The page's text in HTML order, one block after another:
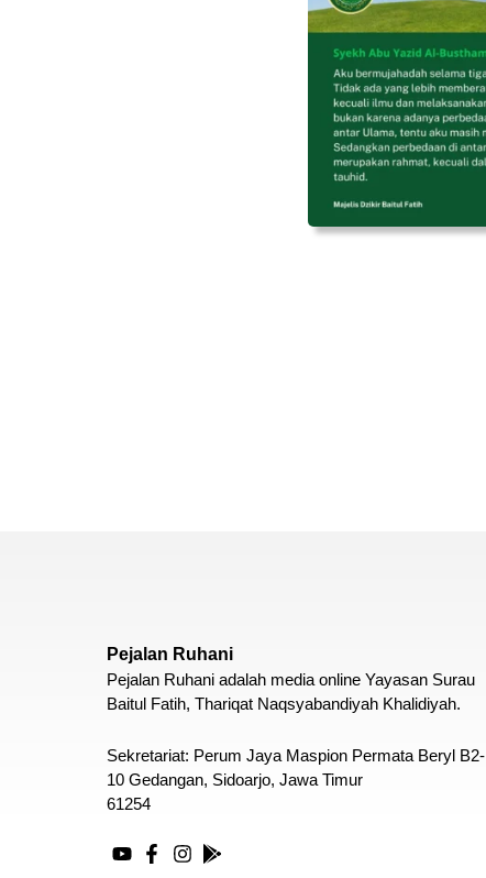
Pejalan Ruhani
Pejalan Ruhani adalah media online Yayasan Surau
Baitul Fatih, Thariqat Naqsyabandiyah Khalidiyah.
Sekretariat: Perum Jaya Maspion Permata Beryl B2-
10 Gedangan, Sidoarjo, Jawa Timur
61254